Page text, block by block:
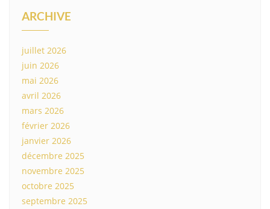
ARCHIVE
juillet 2026
juin 2026
mai 2026
avril 2026
mars 2026
février 2026
janvier 2026
décembre 2025
novembre 2025
octobre 2025
septembre 2025